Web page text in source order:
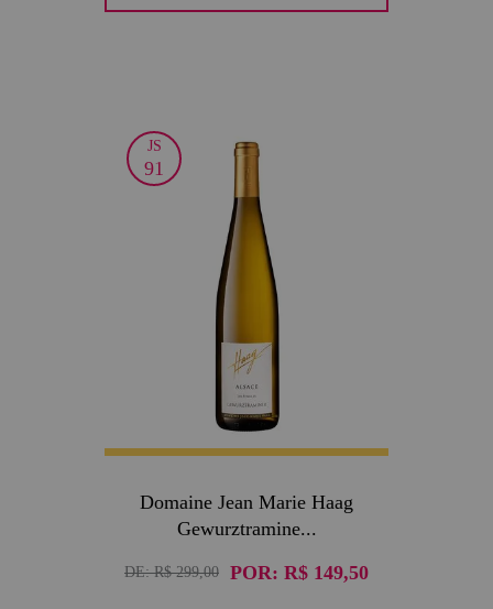
JS
91
Domaine Jean Marie Haag
Gewurztramine...
DE:R$ 299,00 POR: R$ 149,50